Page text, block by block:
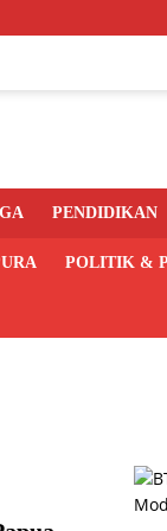
PENDIDIKAN
POLITIK &